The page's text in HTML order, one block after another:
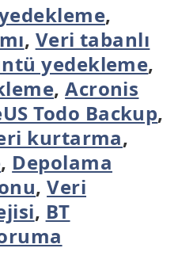
,
, Veri tabanlı
yedekleme,
,Acronis
Todo Backup,
kurtarma,
, Depolama
,Veri
, BT